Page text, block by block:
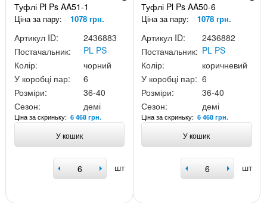
Туфлі Pl Ps AA51-1
Ціна за пару: 1078 грн.
Артикул ID:
2436883
Постачальник:
PL PS
Колір:
чорний
У коробці пар:
6
Розміри:
36-40
Сезон:
демі
Ціна за скриньку: 6 468 грн.
У кошик
шт
Туфлі Pl Ps AA50-6
Ціна за пару: 1078 грн.
Артикул ID:
2436882
Постачальник: PL PS
Колір:
коричневий
У коробці пар: 6
Розміри:
36-40
Сезон:
демі
Ціна за скриньку:6 468 грн.
У кошик
шт